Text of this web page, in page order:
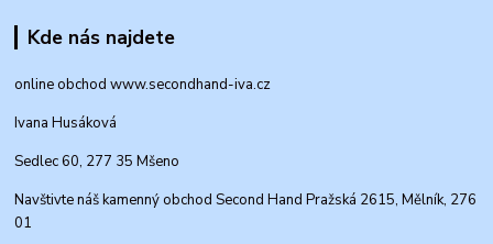
Kde nás najdete
online obchod www.secondhand-iva.cz
Ivana Husáková
Sedlec 60, 277 35 Mšeno
Navštivte náš kamenný obchod Second Hand Pražská 2615, Mělník, 276
01